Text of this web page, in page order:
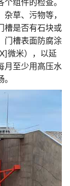
组件的检查。
草、污物等，
槽是否有石块或
门槽表面防腐涂
微米），以延
月至少用高压水